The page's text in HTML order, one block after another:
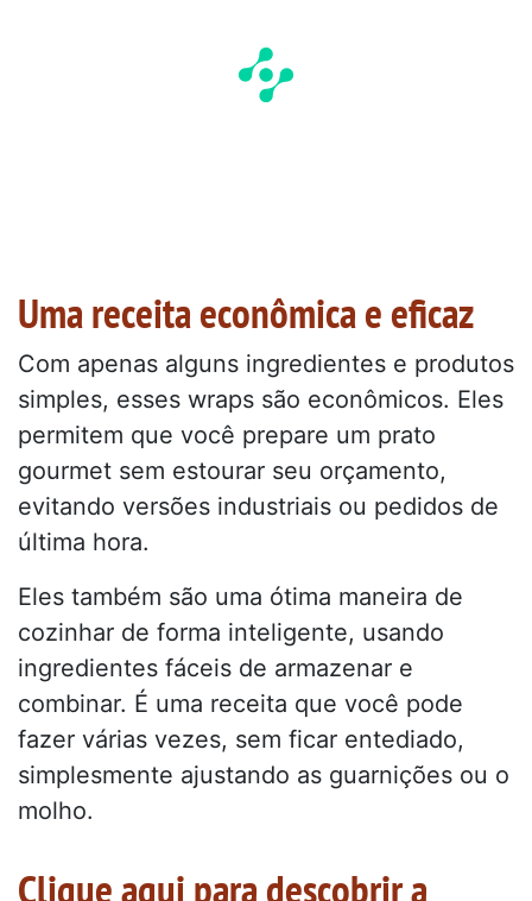
Uma receita econômica e eficaz
Com apenas alguns ingredientes e produtos
simples, esses wraps são econômicos. Eles
permitem que você prepare um prato
gourmet sem estourar seu orçamento,
evitando versões industriais ou pedidos de
última hora.
Eles também são uma ótima maneira de
cozinhar de forma inteligente, usando
ingredientes fáceis de armazenar e
combinar. É uma receita que você pode
fazer várias vezes, sem ficar entediado,
simplesmente ajustando as guarnições ou o
molho.
Clique aqui para descobrir a